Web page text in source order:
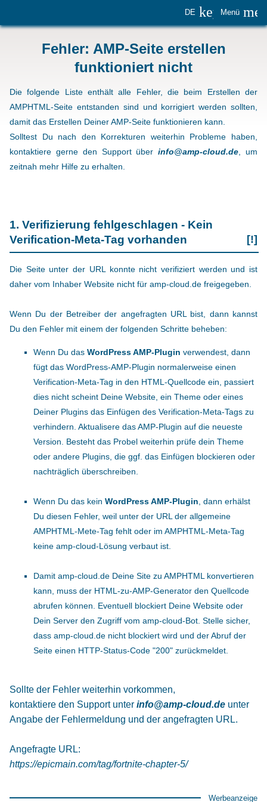
DE Menü
Fehler: AMP-Seite erstellen
funktioniert nicht
Die folgende Liste enthält alle Fehler, die beim Erstellen der
AMPHTML-Seite entstanden sind und korrigiert werden sollten,
damit das Erstellen Deiner AMP-Seite funktionieren kann.
Solltest Du nach den Korrekturen weiterhin Probleme haben,
kontaktiere gerne den Support überinfo@amp-cloud.de, um
zeitnah mehr Hilfe zu erhalten.
1. Verifizierung fehlgeschlagen - Kein
Verification-Meta-Tag vorhanden
[!]
Die Seite unter der URL konnte nicht verifiziert werden und ist
daher vom Inhaber Website nicht für amp-cloud.de freigegeben.
Wenn Du der Betreiber der angefragten URL bist, dann kannst
Du den Fehler mit einem der folgenden Schritte beheben:
Wenn Du das WordPress AMP-Plugin verwendest, dann
fügt das WordPress-AMP-Plugin normalerweise einen
Verification-Meta-Tag in den HTML-Quellcode ein, passiert
dies nicht scheint Deine Website, ein Theme oder eines
Deiner Plugins das Einfügen des Verification-Meta-Tags zu
verhindern. Aktualisere das AMP-Plugin auf die neueste
Version. Besteht das Probel weiterhin prüfe dein Theme
oder andere Plugins, die ggf. das Einfügen blockieren oder
nachträglich überschreiben.
Wenn Du das kein WordPress AMP-Plugin , dann erhälst
Du diesen Fehler, weil unter der URL der allgemeine
AMPHTML-Mete-Tag fehlt oder im AMPHTML-Meta-Tag
keine amp-cloud-Lösung verbaut ist.
Damit amp-cloud.de Deine Site zu AMPHTML konvertieren
kann, muss der HTML-zu-AMP-Generator den Quellcode
abrufen können. Eventuell blockiert Deine Website oder
Dein Server den Zugriff vom amp-cloud-Bot. Stelle sicher,
dass amp-cloud.de nicht blockiert wird und der Abruf der
Seite einen HTTP-Status-Code "200" zurückmeldet.
Sollte der Fehler weiterhin vorkommen,
kontaktiere den Support unter info@amp-cloud.de unter
Angabe der Fehlermeldung und der angefragten URL.
Angefragte URL:
https://epicmain.com/tag/fortnite-chapter-5/
Werbeanzeige